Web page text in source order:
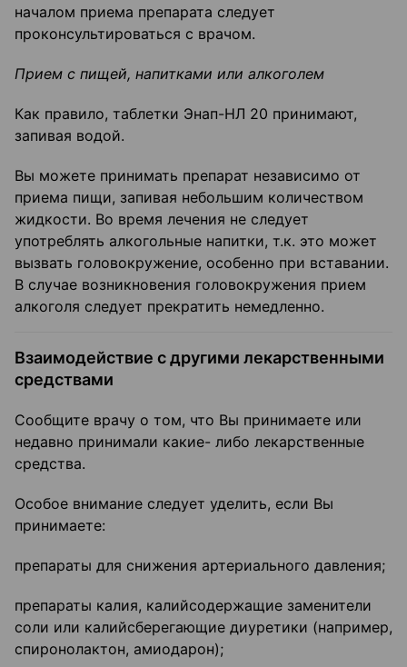
началом приема препарата следует
проконсультироваться с врачом.
Прием с пищей, напитками или алкоголем
Как правило, таблетки Энап-НЛ 20 принимают,
запивая водой.
Вы можете принимать препарат независимо от
приема пищи, запивая небольшим количеством
жидкости. Во время лечения не следует
употреблять алкогольные напитки, т.к. это может
вызвать головокружение, особенно при вставании.
В случае возникновения головокружения прием
алкоголя следует прекратить немедленно.
Взаимодействие с другими лекарственными
средствами
Сообщите врачу о том, что Вы принимаете или
недавно принимали какие- либо лекарственные
средства.
Особое внимание следует уделить, если Вы
принимаете:
препараты для снижения артериального давления;
препараты калия, калийсодержащие заменители
соли или калийсберегающие диуретики (например,
спиронолактон, амиодарон);